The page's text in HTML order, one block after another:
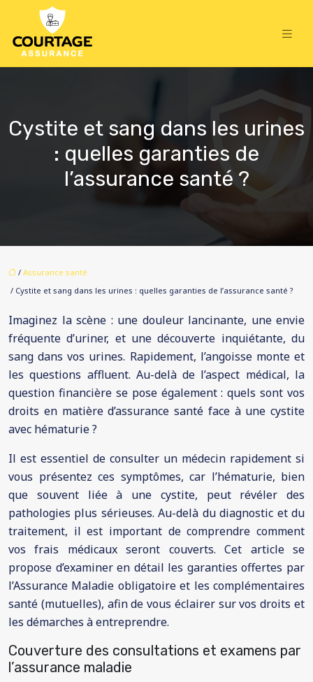
Cystite et sang dans les urines
: quelles garanties de
l’assurance santé ?
/ Assurance santé
/ Cystite et sang dans les urines : quelles garanties de l’assurance santé ?
Imaginez la scène : une douleur lancinante, une envie
fréquente d’uriner, et une découverte inquiétante, du
sang dans vos urines. Rapidement, l’angoisse monte et
les questions affluent. Au-delà de l’aspect médical, la
question financière se pose également : quels sont vos
droits en matière d’assurance santé face à une cystite
avec hématurie ?
Il est essentiel de consulter un médecin rapidement si
vous présentez ces symptômes, car l’hématurie, bien
que souvent liée à une cystite, peut révéler des
pathologies plus sérieuses. Au-delà du diagnostic et du
traitement, il est important de comprendre comment
vos frais médicaux seront couverts. Cet article se
propose d’examiner en détail les garanties offertes par
l’Assurance Maladie obligatoire et les complémentaires
santé (mutuelles), afin de vous éclairer sur vos droits et
les démarches à entreprendre.
Couverture des consultations et examens par
l’assurance maladie